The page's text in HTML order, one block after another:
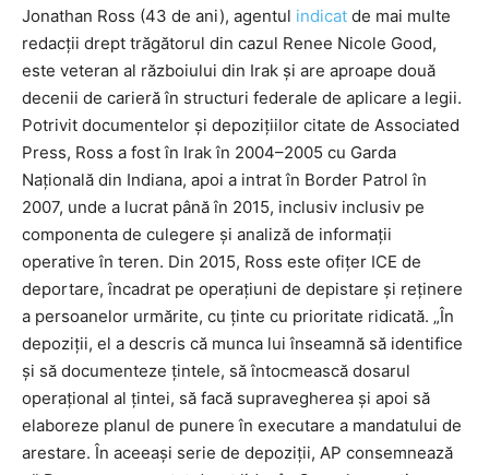
Jonathan Ross (43 de ani), agentul indicat de mai multe
redacții drept trăgătorul din cazul Renee Nicole Good,
este veteran al războiului din Irak și are aproape două
decenii de carieră în structuri federale de aplicare a legii.
Potrivit documentelor și depozițiilor citate de Associated
Press, Ross a fost în Irak în 2004–2005 cu Garda
Națională din Indiana, apoi a intrat în Border Patrol în
2007, unde a lucrat până în 2015, inclusiv inclusiv pe
componenta de culegere și analiză de informații
operative în teren. Din 2015, Ross este ofițer ICE de
deportare, încadrat pe operațiuni de depistare și reținere
a persoanelor urmărite, cu ținte cu prioritate ridicată. „În
depoziții, el a descris că munca lui înseamnă să identifice
și să documenteze țintele, să întocmească dosarul
operațional al țintei, să facă supravegherea și apoi să
elaboreze planul de punere în executare a mandatului de
arestare. În aceeași serie de depoziții, AP consemnează